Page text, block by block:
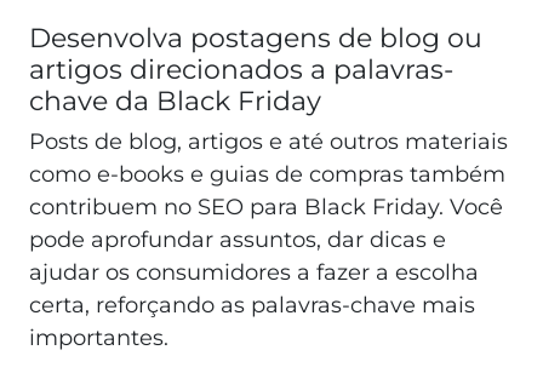
Desenvolva postagens de blog ou
artigos direcionados a palavras-
chave da Black Friday
Posts de blog, artigos e até outros materiais
como e-books e guias de compras também
contribuem no SEO para Black Friday. Você
pode aprofundar assuntos, dar dicas e
ajudar os consumidores a fazer a escolha
certa, reforçando as palavras-chave mais
importantes.